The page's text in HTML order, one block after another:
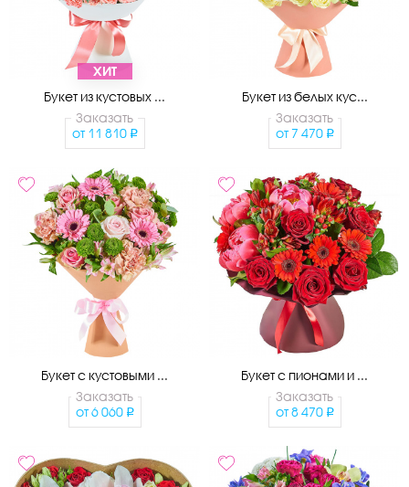
ХИТ
Букет из кустовых ...
Заказать
от 11 810
Букет из белых кус...
Заказать
от 7 470
Букет с кустовыми ...
Заказать
от 6 060
Букет с пионами и ...
Заказать
от 8 470